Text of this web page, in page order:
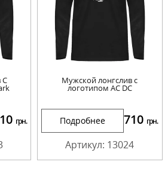
С
грн.
Мужской лонгслив с
логотипом AC DC
Подробнее 710 грн.
Артикул: 13024